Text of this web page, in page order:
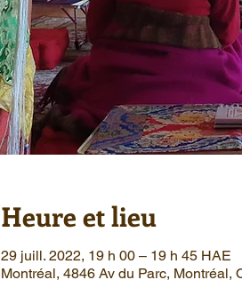
Heure et lieu
29 juill. 2022, 19 h 00 – 19 h 45 HAE
Montréal, 4846 Av du Parc, Montréal,